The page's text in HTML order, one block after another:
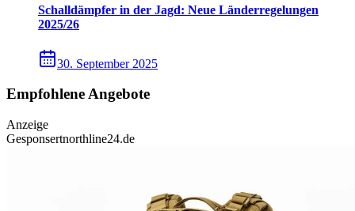
Schalldämpfer in der Jagd: Neue Länderregelungen
2025/26
30. September 2025
Empfohlene Angebote
Anzeige
Gesponsertnorthline24.de